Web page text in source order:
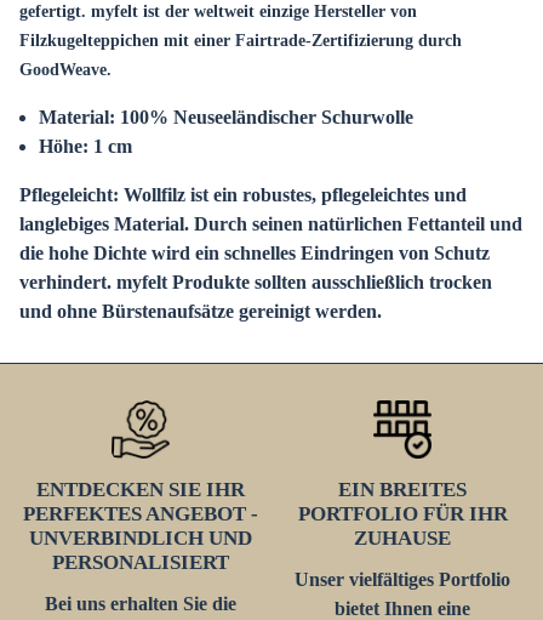
gefertigt. myfelt ist der weltweit einzige Hersteller von
Filzkugelteppichen mit einer Fairtrade-Zertifizierung durch
GoodWeave.
Material: 100% Neuseeländischer Schurwolle
Höhe: 1 cm
Pflegeleicht: Wollfilz ist ein robustes, pflegeleichtes und
langlebiges Material. Durch seinen natürlichen Fettanteil und
die hohe Dichte wird ein schnelles Eindringen von Schutz
verhindert. myfelt Produkte sollten ausschließlich trocken
und ohne Bürstenaufsätze gereinigt werden.
ENTDECKEN SIE IHR
PERFEKTES ANGEBOT -
UNVERBINDLICH UND
PERSONALISIERT
Bei uns erhalten Sie die
EIN BREITES
PORTFOLIO FÜR IHR
ZUHAUSE
Unser vielfältiges Portfolio
bietet Ihnen eine